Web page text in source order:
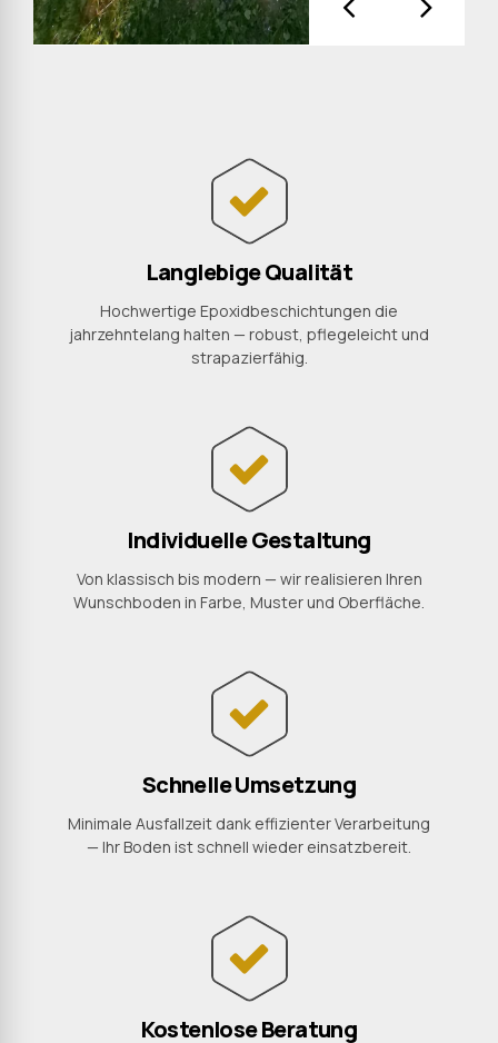
Langlebige Qualität
Hochwertige Epoxidbeschichtungen die
jahrzehntelang halten — robust, pflegeleicht und
strapazierfähig.
Individuelle Gestaltung
Von klassisch bis modern — wir realisieren Ihren
Wunschboden in Farbe, Muster und Oberfläche.
Schnelle Umsetzung
Minimale Ausfallzeit dank effizienter Verarbeitung
— Ihr Boden ist schnell wieder einsatzbereit.
Kostenlose Beratung